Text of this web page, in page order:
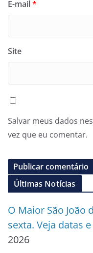
E-mail*
Site
Salvar meus dados
vez que eu comentar.
Últimas Notícias
O Maior São João
sexta. Veja datas
2026